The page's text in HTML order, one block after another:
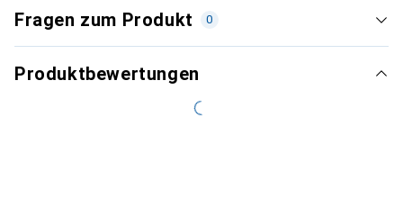
Fragen zum Produkt 0
Produktbewertungen